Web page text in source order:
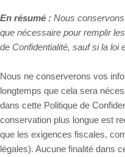
En résumé : Nous
que nécessaire pour remplir
de Confidentialité, sauf si la loi
Nous ne conserverons vos
longtemps que cela sera
dans cette Politique de
conservation plus longue est
que les exigences fiscales,
légales). Aucune finalité dans